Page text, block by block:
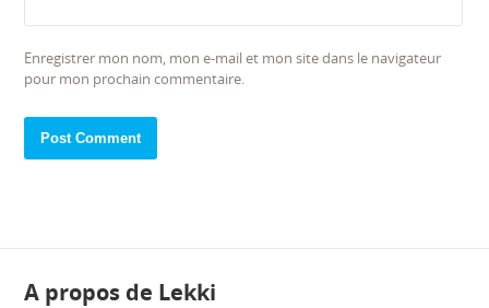
Enregistrer mon nom, mon e-mail et mon site dans le navigateur
pour mon prochain commentaire.
A propos de Lekki